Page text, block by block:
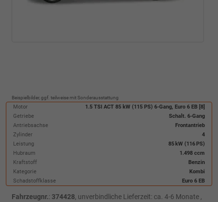
Beispielbilder, ggf. teilweise mit Sonderausstattung
Motor
1.5 TSI ACT 85 kW (115 PS) 6-Gang, Euro 6 EB [8]
Getriebe
Schalt. 6-Gang
Antriebsachse
Frontantrieb
Zylinder
4
Leistung
85 kW (116 PS)
Hubraum
1.498 ccm
Kraftstoff
Benzin
Kategorie
Kombi
Schadstoffklasse
Euro 6 EB
Fahrzeugnr.: 374428, unverbindliche Lieferzeit: ca. 4-6 Monate ,